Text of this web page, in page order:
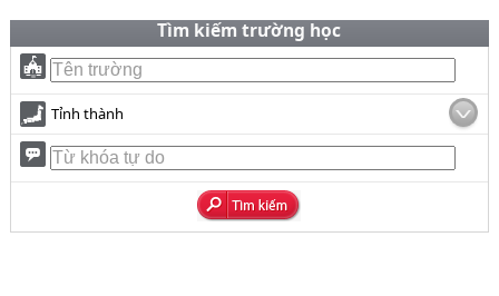
Tìm kiếm trường học
Tỉnh thành